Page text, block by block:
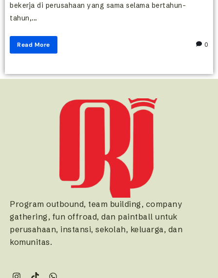
bekerja di perusahaan yang sama selama bertahun-
tahun,...
Read More 0
Program outbound, team building, company
gathering, fun offroad, dan paintball untuk
perusahaan, instansi, sekolah, keluarga, dan
komunitas.